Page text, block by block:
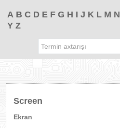
A B C D E F G H I J K L M N
Y Z
Screen
Ekran